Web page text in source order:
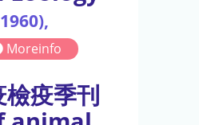
Moreinfo
疫季刊